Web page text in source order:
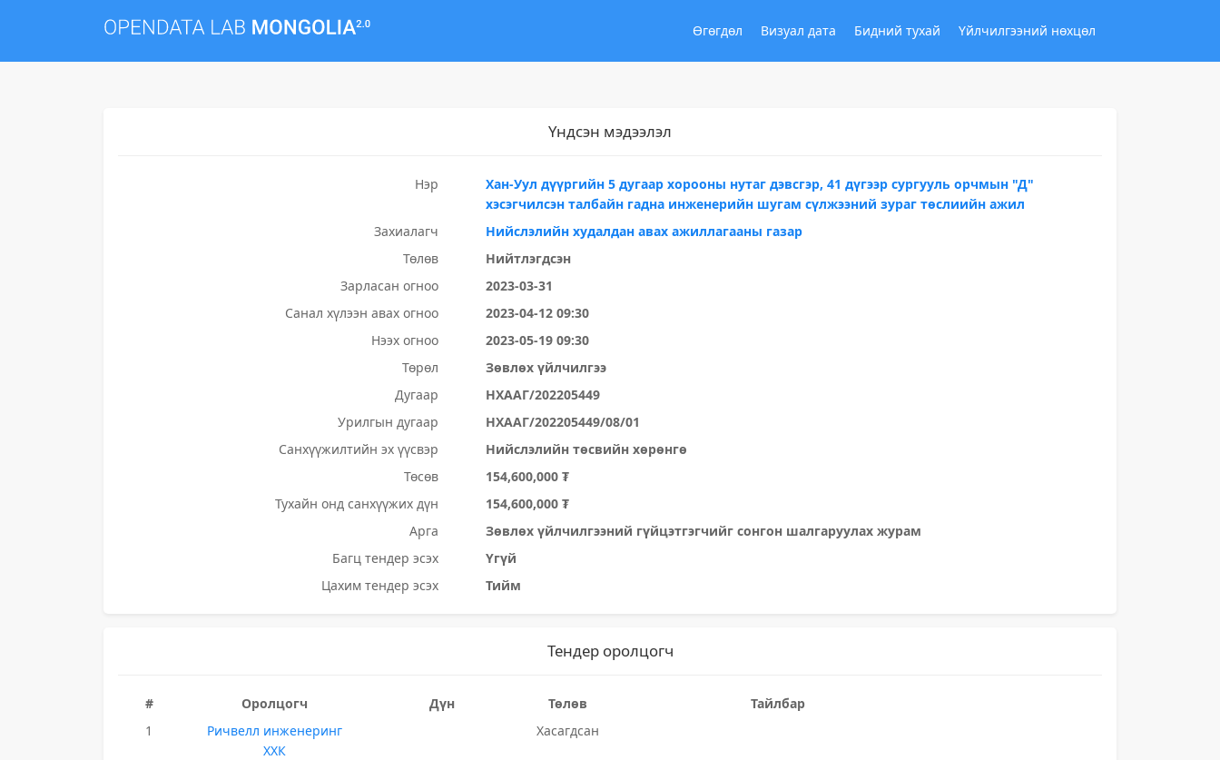
Өгөгдөл Визуал дата Бидний тухай Үйлчилгээний нөхцөл
Үндсэн мэдээлэл
Нэр
Хан-Уул дүүргийн 5 дугаар хорооны нутаг дэвсгэр, 41 дүгээр сургууль орчмын "Д"
хэсэгчилсэн талбайн гадна инженерийн шугам сүлжээний зураг төслиийн ажил
Захиалагч
Нийслэлийн худалдан авах ажиллагааны газар
Төлөв
Нийтлэгдсэн
Зарласан огноо
2023-03-31
Санал хүлээн авах огноо
2023-04-12 09:30
Нээх огноо
2023-05-19 09:30
Төрөл
Зөвлөх үйлчилгээ
Дугаар
НХААГ/202205449
Урилгын дугаар
НХААГ/202205449/08/01
Санхүүжилтийн эх үүсвэр
Нийслэлийн төсвийн хөрөнгө
Төсөв
154,600,000 ₮
Тухайн онд санхүүжих дүн
154,600,000 ₮
Арга
Зөвлөх үйлчилгээний гүйцэтгэгчийг сонгон шалгаруулах журам
Багц тендер эсэх
Үгүй
Цахим тендер эсэх
Тийм
Тендер оролцогч
# Оролцогч Дүн Төлөв
Тайлбар
1
Ричвелл инженеринг
ХХК
Хасагдсан